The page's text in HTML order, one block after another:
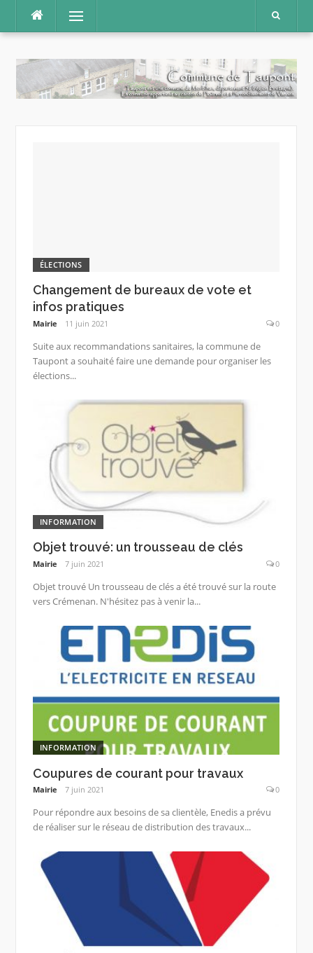
contenu
Menu
ÉLECTIONS
Changement de bureaux de vote et
infos pratiques
Mairie 11 juin 2021 0
Suite aux recommandations sanitaires, la commune de
Taupont a souhaité faire une demande pour organiser les
élections...
INFORMATION
Objet trouvé: un trousseau de clés
Mairie 7 juin 2021 0
Objet trouvé Un trousseau de clés a été trouvé sur la route
vers Crémenan. N'hésitez pas à venir la...
INFORMATION
Coupures de courant pour travaux
Mairie 7 juin 2021 0
Pour répondre aux besoins de sa clientèle, Enedis a prévu
de réaliser sur le réseau de distribution des travaux...